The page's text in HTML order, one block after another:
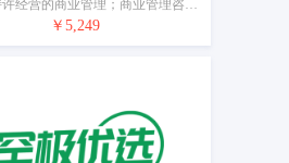
广告；特许经营的商业管理；商业管理咨询；市场营销；为他人推销；人事管理咨询；计算机数据库信息系统化；会计；自动售货机出租；药用、兽医用、卫生用制剂和医疗用品的零售服务
￥5,249